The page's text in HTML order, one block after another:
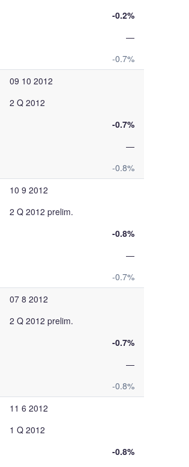
-0.2%
—
-0.7%
09 10 2012
2 Q 2012
-0.7%
—
-0.8%
10 9 2012
2 Q 2012 prelim.
-0.8%
—
-0.7%
07 8 2012
2 Q 2012 prelim.
-0.7%
—
-0.8%
11 6 2012
1 Q 2012
-0.8%